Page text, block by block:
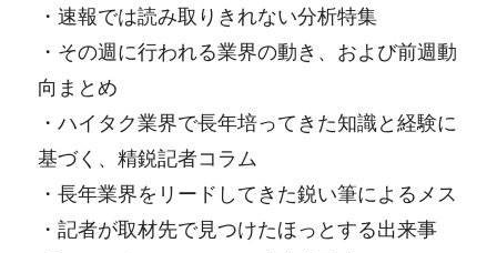
・速報では読み取りきれない分析特集
・その週に行われる業界の動き、および前週動
向まとめ
・ハイタク業界で長年培ってきた知識と経験に
基づく、精鋭記者コラム
・長年業界をリードしてきた鋭い筆によるメス
・記者が取材先で見つけたほっとする出来事